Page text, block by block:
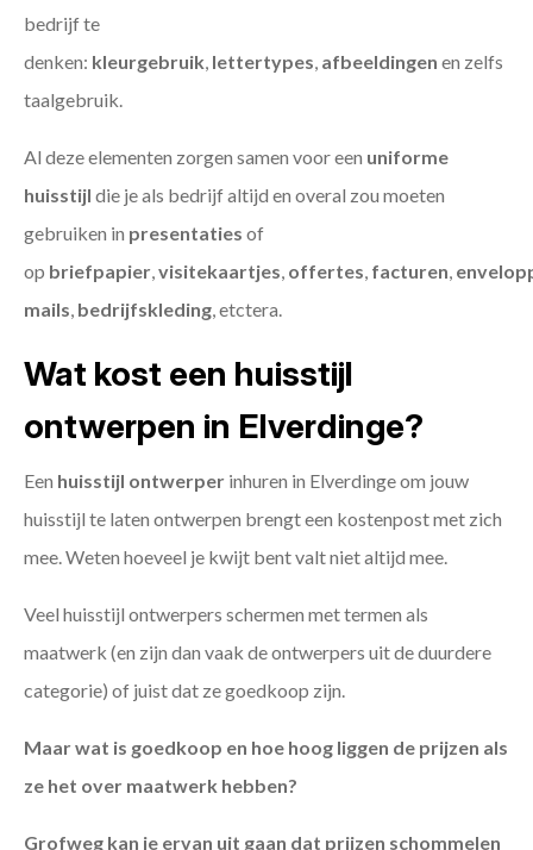
bedrijf te
denken: kleurgebruik, lettertypes, afbeeldingen en zelfs
taalgebruik.
Al deze elementen zorgen samen voor een uniforme
huisstijl die je als bedrijf altijd en overal zou moeten
gebruiken in presentaties of
op briefpapier,visitekaartjes, offertes, facturen,
mails, bedrijfskleding, etctera.
Wat kost een huisstijl
ontwerpen in Elverdinge?
Een huisstijl ontwerper inhuren in Elverdinge om jouw
huisstijl te laten ontwerpen brengt een kostenpost met zich
mee. Weten hoeveel je kwijt bent valt niet altijd mee.
Veel huisstijl ontwerpers schermen met termen als
maatwerk (en zijn dan vaak de ontwerpers uit de duurdere
categorie) of juist dat ze goedkoop zijn.
Maar wat is goedkoop en hoe hoog liggen de prijzen als
ze het over maatwerk hebben?
Grofweg kan je ervan uit gaan dat prijzen schommelen